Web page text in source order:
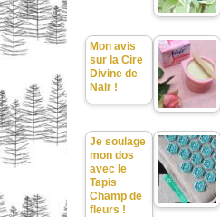
Mon avis
sur la Cire
Divine de
Nair !
Je soulage
mon dos
avec le
Tapis
Champ de
fleurs !